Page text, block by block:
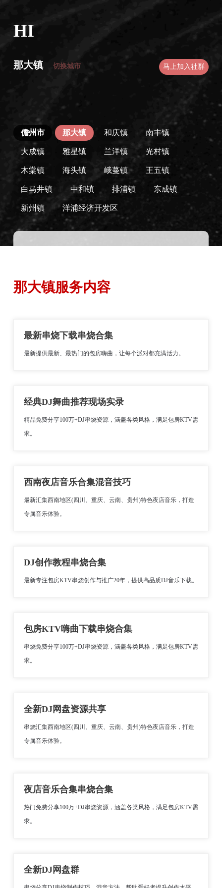
HI
那大镇 切换城市 马上加入社群
儋州市 那大镇 和庆镇 南丰镇
大成镇 雅星镇 兰洋镇 光村镇
木棠镇 海头镇 峨蔓镇 王五镇
白马井镇 中和镇 排浦镇 东成镇
新州镇 洋浦经济开发区
那大镇服务内容
最新串烧下载串烧合集
最新提供最新、最热门的包房嗨曲，让每个派对都充满活力。
经典DJ舞曲推荐现场实录
精品免费分享100万+DJ串烧资源，涵盖各类风格，满足包房KTV需
求。
西南夜店音乐合集混音技巧
最新汇集西南地区(四川、重庆、云南、贵州)特色夜店音乐，打造
专属音乐体验。
DJ创作教程串烧合集
最新专注包房KTV串烧创作与推广20年，提供高品质DJ音乐下载。
包房KTV嗨曲下载串烧合集
串烧免费分享100万+DJ串烧资源，涵盖各类风格，满足包房KTV需
求。
全新DJ网盘资源共享
串烧汇集西南地区(四川、重庆、云南、贵州)特色夜店音乐，打造
专属音乐体验。
夜店音乐合集串烧合集
热门免费分享100万+DJ串烧资源，涵盖各类风格，满足包房KTV需
求。
全新DJ网盘群